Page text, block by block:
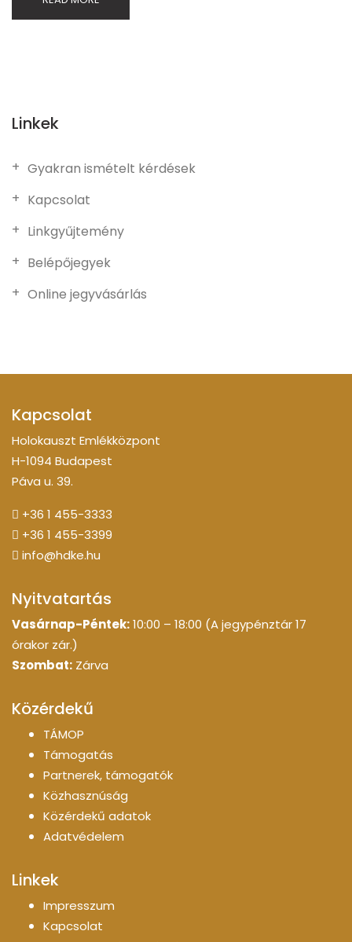
Linkek
Gyakran ismételt kérdések
Kapcsolat
Linkgyűjtemény
Belépőjegyek
Online jegyvásárlás
Kapcsolat
Holokauszt Emlékközpont
H-1094 Budapest
Páva u. 39.
+36 1 455-3333
+36 1 455-3399
info@hdke.hu
Nyitvatartás
Vasárnap-Péntek:10:00 – 18:00 (A jegypénztár 17
órakor zár.)
Szombat: Zárva
Közérdekű
TÁMOP
Támogatás
Partnerek, támogatók
Közhasznúság
Közérdekű adatok
Adatvédelem
Linkek
Impresszum
Kapcsolat